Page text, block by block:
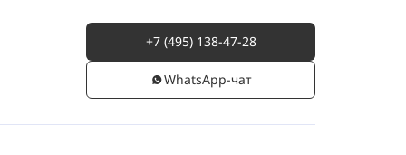
+7 (495) 138-47-28
WhatsАpp-чат